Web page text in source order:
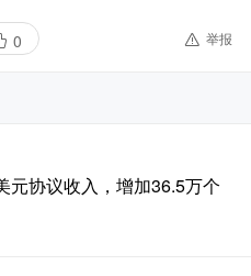
0 举报
元协议收入，增加36.5万个